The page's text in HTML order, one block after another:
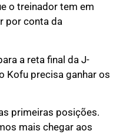
o treinador tem em
por conta da
a reta final da J-
Kofu precisa ganhar os
primeiras posições.
mais chegar aos